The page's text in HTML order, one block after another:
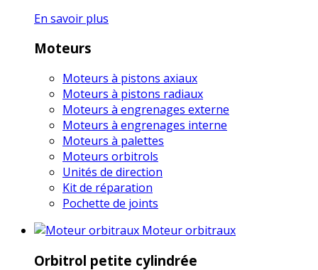
En savoir plus
Moteurs
Moteurs à pistons axiaux
Moteurs à pistons radiaux
Moteurs à engrenages externe
Moteurs à engrenages interne
Moteurs à palettes
Moteurs orbitrols
Unités de direction
Kit de réparation
Pochette de joints
Moteur orbitraux
Orbitrol petite cylindrée